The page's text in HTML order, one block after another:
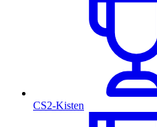
CS2-Kisten